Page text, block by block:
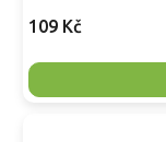
109 Kč